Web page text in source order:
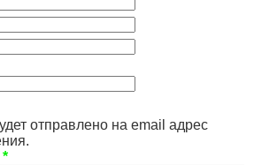
отправлено на email адрес
*